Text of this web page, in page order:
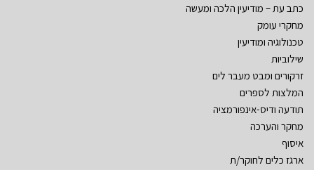
כתב עת – מודיעין הלכה ומעשה
מחקרי עומק
טכנולוגיה ומודיעין
שילוביות
זרקורים ומבט מעבר לים
המלצות לספרים
תודעה ודיס-אינפורמציה
מחקר והערכה
איסוף
ארגז כלים לחוקר/ת